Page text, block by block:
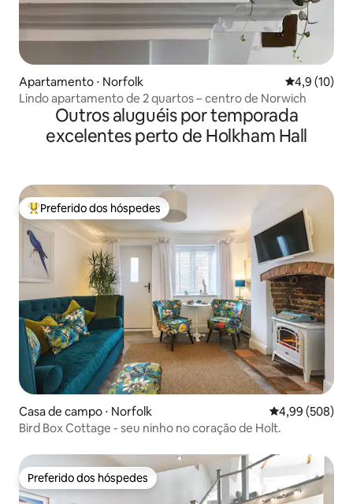
Apartamento ⋅ Norfolk 4,9 de uma
4,9 (10)
Lindo apartamento de 2 quartos – centro de Norwich
Outros aluguéis por temporada
excelentes perto de Holkham Hall
Entre os melhores preferidos dos hóspedes
Preferido dos hóspedes
Casa de campo ⋅ Norfolk 4,99 de uma
4,99 (508)
Bird Box Cottage - seu ninho no coração de Holt.
Preferido dos hóspedes
Preferido dos hóspedes